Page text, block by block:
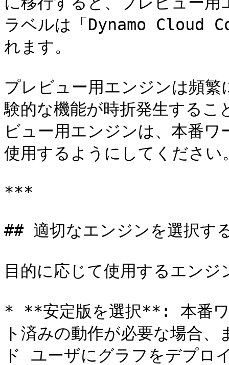
ラベルは「Dynamo Cloud
れます。
プレビュー用エンジンは頻
験的な機能が時折発生する
ビュー用エンジンは、本番
使用するようにしてください
***
## 適切なエンジンを選択す
目的に応じて使用するエン
* **安定版を選択**: 本番ワ
ト済みの動作が必要な場合
ド ユーザにグラフをデプロ